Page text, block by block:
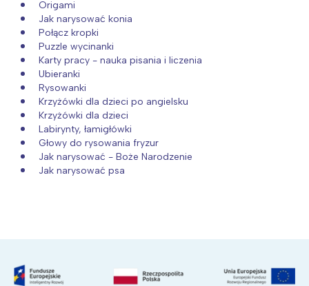
Origami
Jak narysować konia
Połącz kropki
Puzzle wycinanki
Karty pracy - nauka pisania i liczenia
Ubieranki
Rysowanki
Krzyżówki dla dzieci po angielsku
Krzyżówki dla dzieci
Labirynty, łamigłówki
Głowy do rysowania fryzur
Jak narysować - Boże Narodzenie
Jak narysować psa